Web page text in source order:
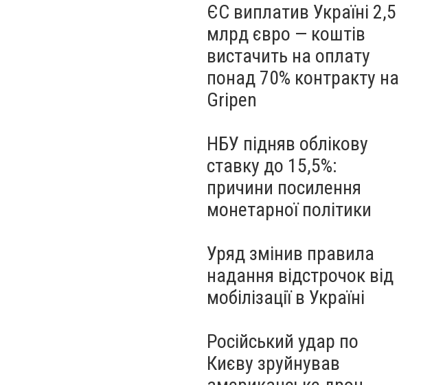
ЄС виплатив Україні 2,5
млрд євро — коштів
вистачить на оплату
понад 70% контракту на
Gripen
НБУ підняв облікову
ставку до 15,5%:
причини посилення
монетарної політики
Уряд змінив правила
надання відстрочок від
мобілізації в Україні
Російський удар по
Києву зруйнував